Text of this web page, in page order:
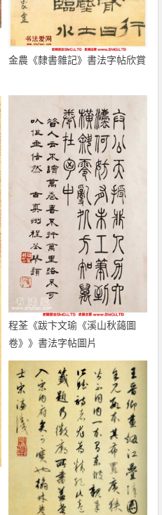
金農《隸書雜記》書法字帖欣賞
程荃《跋卞文瑜《溪山秋藹圖
卷》》書法字帖圖片